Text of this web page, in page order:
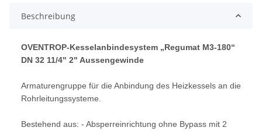
Beschreibung
OVENTROP-Kesselanbindesystem „Regumat M3-180“
DN 32 11/4" 2" Aussengewinde
Armaturengruppe für die Anbindung des Heizkessels an die
Rohrleitungssysteme.
Bestehend aus: - Absperreinrichtung ohne Bypass mit 2